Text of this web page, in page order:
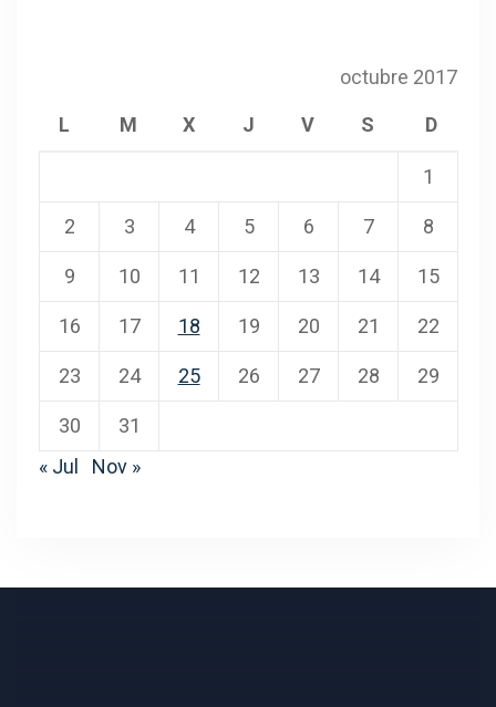
octubre 2017
L M X J V S D
1
2 3 4 5 6 7 8
9 10 11 12 13 14 15
16 17 18 19 20 21 22
23 24 25 26 27 28 29
30
31
« Jul
Nov »